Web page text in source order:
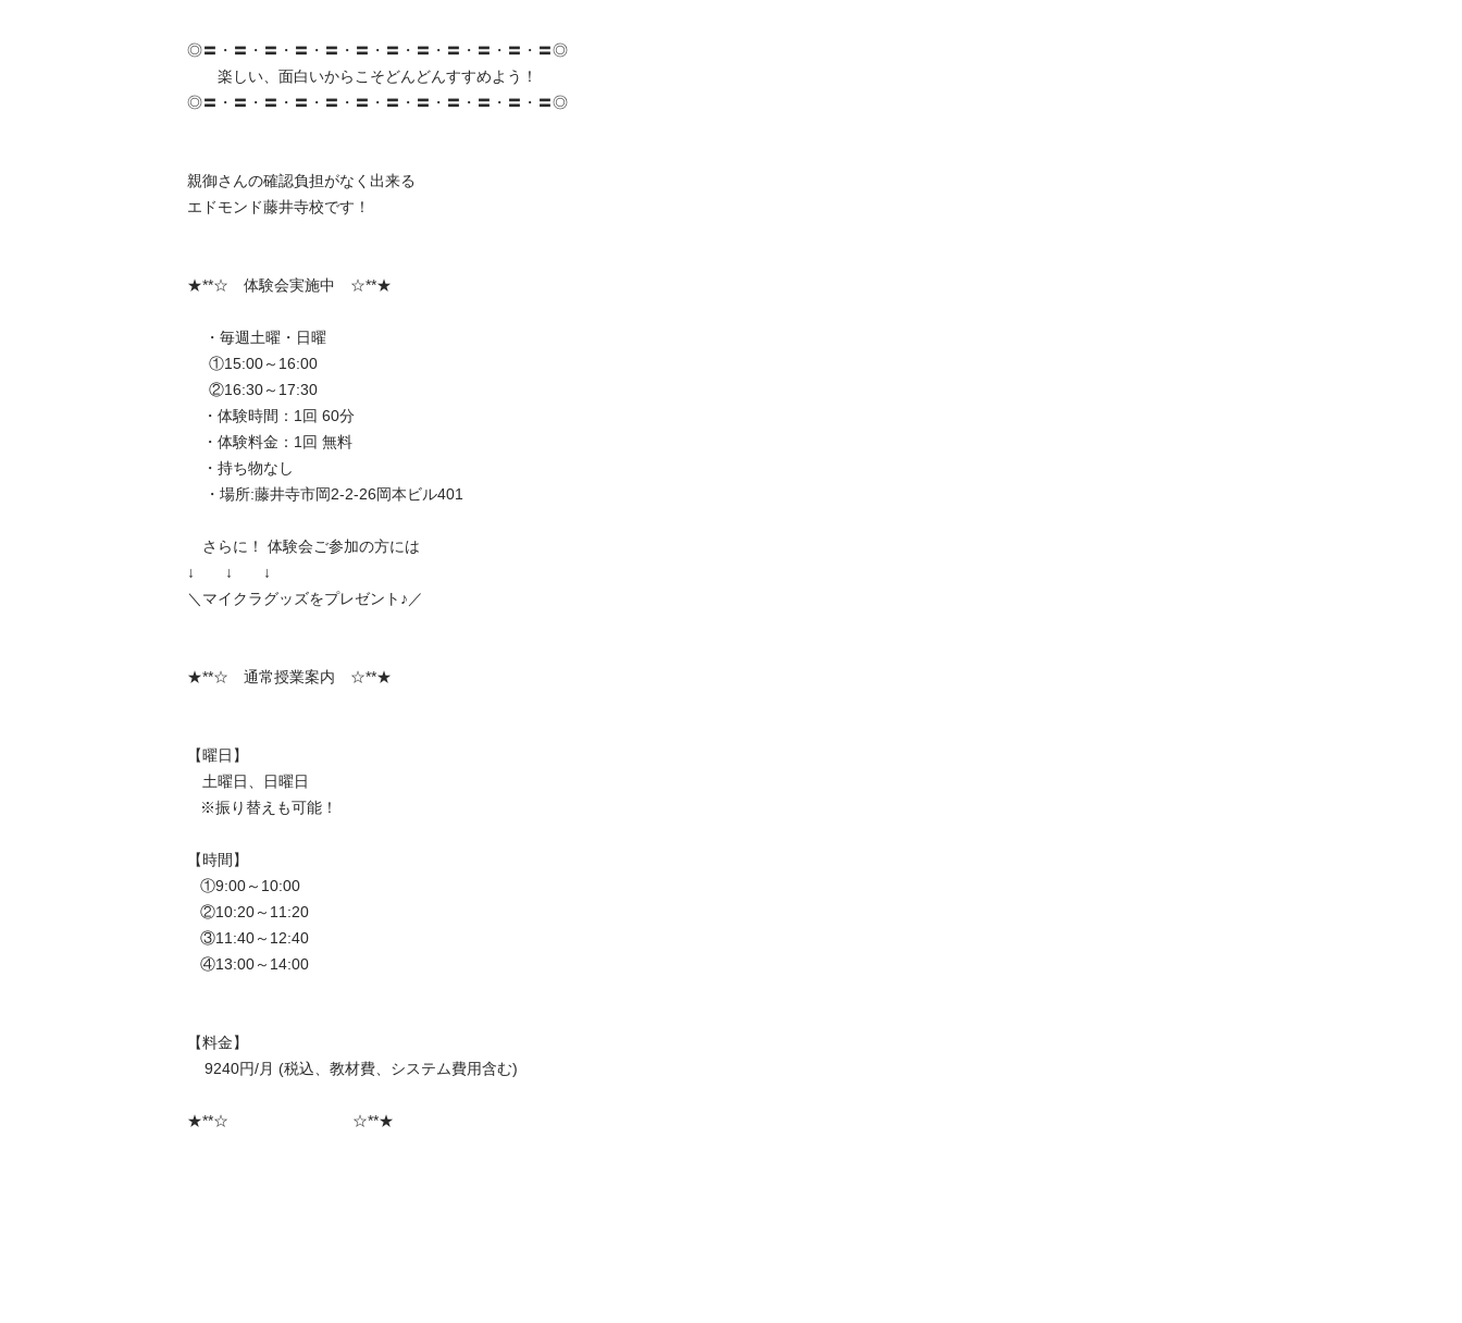
◎〓・〓・〓・〓・〓・〓・〓・〓・〓・〓・〓・〓◎
楽しい、面白いからこそどんどんすすめよう！
◎〓・〓・〓・〓・〓・〓・〓・〓・〓・〓・〓・〓◎
親御さんの確認負担がなく出来る
エドモンド藤井寺校です！
★**☆　体験会実施中　☆**★
・体験時間：1回 60分
・体験料金：1回 無料
・持ち物なし
さらに！ 体験会ご参加の方には
↓　　↓　　↓
＼マイクラグッズをプレゼント♪／
★**☆　通常授業案内　☆**★
【曜日】
土曜日、日曜日
【時間】
【料金】
★**☆　                         ☆**★